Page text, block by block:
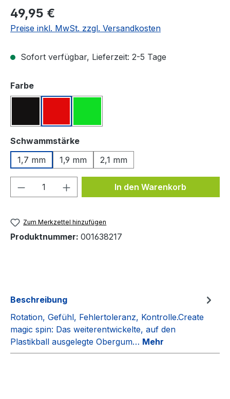
Regulärer Preis:
49,95 €
Preise inkl. MwSt. zzgl. Versandkosten
Sofort verfügbar, Lieferzeit: 2-5 Tage
Farbeauswählen
Schwammstärkeauswählen
1,7 mm
1,9 mm 2,1 mm
Produkt Anzahl: Gib denIn den Warenkorb
Zum Merkzettel hinzufügen
Produktnummer: 001638217
Beschreibung
Rotation, Gefühl, Fehlertoleranz, Kontrolle.Create
magic spin: Das weiterentwickelte, auf den
Plastikball ausgelegte Obergum… Mehr